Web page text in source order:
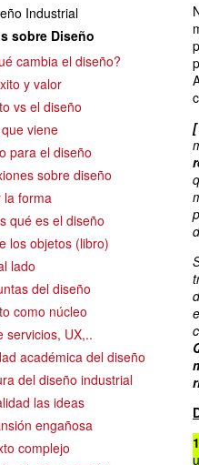
Industrial
sobre Diseño
cambia el diseño?
y valor
vs el diseño
viene
para el diseño
sobre diseño
la forma
qué es el diseño
los objetos (libro)
lado
del diseño
como núcleo
servicios, UX,..
académica del diseño
del diseño industrial
las ideas
engañosa
complejo
[